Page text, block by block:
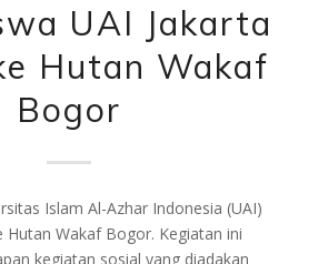
UAI Jakarta
Hutan Wakaf
Bogor
Islam Al-Azhar Indonesia (UAI)
Hutan Wakaf Bogor. Kegiatan ini
kegiatan sosial yang diadakan